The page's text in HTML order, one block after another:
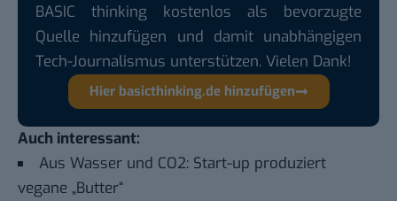
BASIC thinking kostenlos als bevorzugte
Quelle hinzufügen und damit unabhängigen
Tech-Journalismus unterstützen. Vielen Dank!
Hier basicthinking.de hinzufügen
Auch interessant:
Aus Wasser und CO2: Start-up produziert
vegane „Butter“